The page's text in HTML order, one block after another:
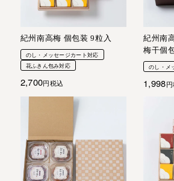
紀州南高梅 個包装 9粒入
のし・メッセージカート対応
花ふきん包み対応
2,700 税込
紀州南
梅干個
のし・メ
1,998